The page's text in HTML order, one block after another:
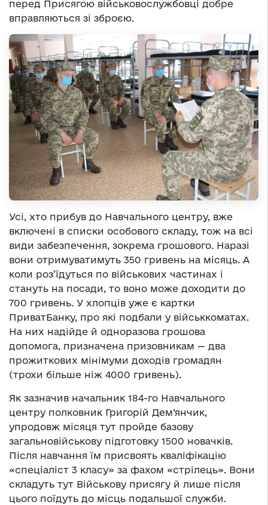
перед Присягою військовослужбовці добре
вправляються зі зброєю.
Усі, хто прибув до Навчального центру, вже
включені в списки особового складу, тож на всі
види забезпечення, зокрема грошового. Наразі
вони отримуватимуть 350 гривень на місяць. А
коли роз’їдуться по військових частинах і
стануть на посади, то воно може доходити до
700 гривень. У хлопців уже є картки
ПриватБанку, про які подбали у військкоматах.
На них надійде й одноразова грошова
допомога, призначена призовникам — два
прожиткових мінімуми доходів громадян
(трохи більше ніж 4000 гривень).
Як зазначив начальник 184-го Навчального
центру полковник Григорій Дем’янчик,
упродовж місяця тут пройде базову
загальновійськову підготовку 1500 новачків.
Після навчання їм присвоять кваліфікацію
«спеціаліст 3 класу» за фахом «стрілець». Вони
складуть тут Військову присягу й лише після
цього поїдуть до місць подальшої служби.